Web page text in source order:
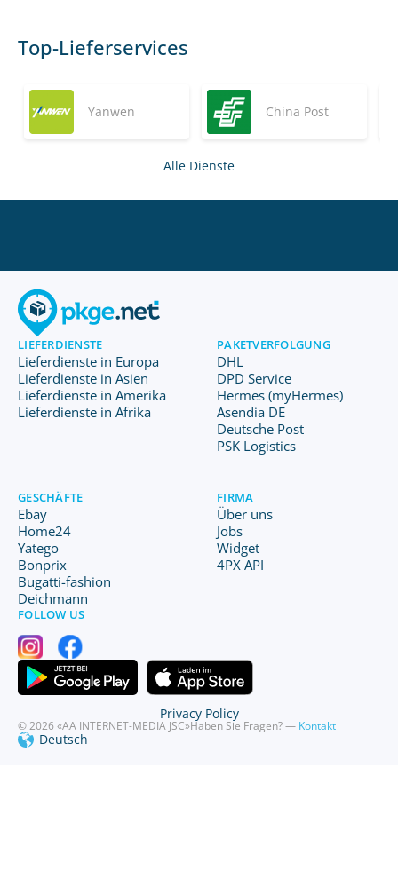
Top-Lieferservices
Yanwen China Post
Alle Dienste
LIEFERDIENSTE
Lieferdienste in Europa
Lieferdienste in Asien
Lieferdienste in Amerika
Lieferdienste in Afrika
PAKETVERFOLGUNG
DHL
DPD Service
Hermes (myHermes)
Asendia DE
Deutsche Post
PSK Logistics
GESCHÄFTE
Ebay
Home24
Yatego
Bonprix
Bugatti-fashion
Deichmann
FIRMA
Über uns
Jobs
Widget
4PX API
FOLLOW US
© 2026 «AA INTERNET-MEDIA JSC»Haben Sie Fragen? — Kontakt
Deutsch
Privacy Policy